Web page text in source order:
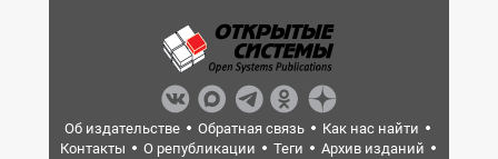
Об издательстве Обратная связь
Как нас найти
Контакты
О републикации Теги
Архив изданий